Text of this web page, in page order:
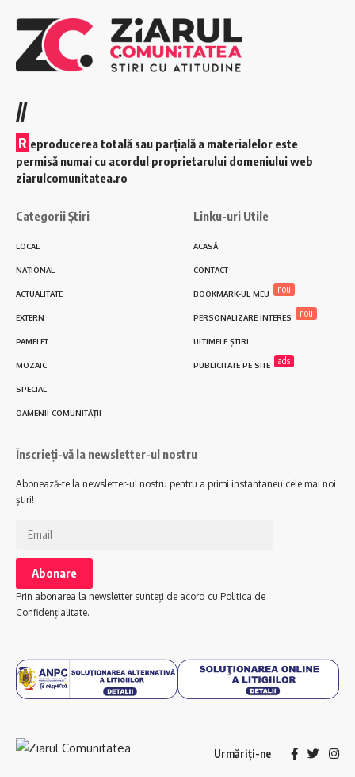
//
R eproducerea totală sau parțială a materialelor este
permisă numai cu acordul proprietarului domeniului web
ziarulcomunitatea.ro
Categorii Știri
LOCAL
NAȚIONAL
ACTUALITATE
EXTERN
PAMFLET
MOZAIC
SPECIAL
OAMENII COMUNITĂȚII
Linku-uri Utile
ACASĂ
CONTACT
BOOKMARK-UL MEU nou
PERSONALIZARE INTERES nou
ULTIMELE ȘTIRI
PUBLICITATE PE SITE ads
Înscrieți-vă la newsletter-ul nostru
Abonează-te la newsletter-ul nostru pentru a primi instantaneu cele mai noi
știri!
Prin abonarea la newsletter sunteți de acord cu Politica de
Confidențialitate.
Urmăriți-ne